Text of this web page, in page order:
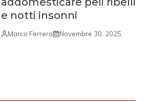
e notti insonni
Marco Ferrero Novembre 30, 2025